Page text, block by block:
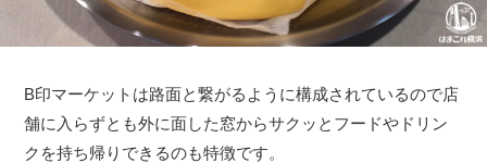
B印マーケットは路面と繋がるように構成されているので店
舗に入らずとも外に面した窓からサクッとフードやドリン
クを持ち帰りできるのも特徴です。